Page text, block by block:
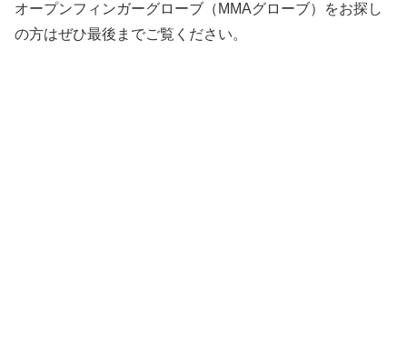
オープンフィンガーグローブ（MMAグローブ）をお探し
の方はぜひ最後までご覧ください。